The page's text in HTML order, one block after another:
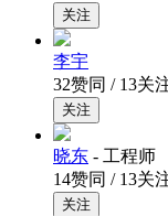
关注
李宇
32赞同 / 13关
关注
晓东 - 工程师
14赞同 / 13关
关注